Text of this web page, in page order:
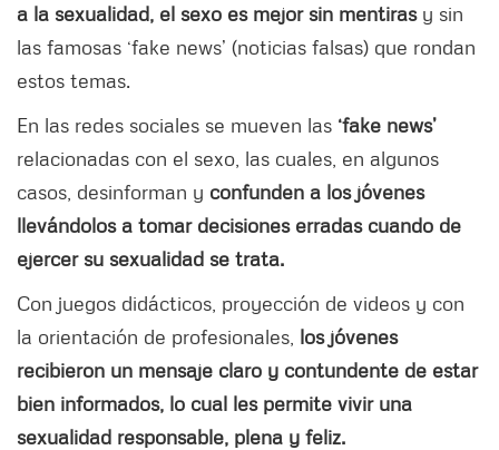
a la sexualidad, el sexo es mejor sin mentiras y sin
las famosas ‘fake news’ (noticias falsas) que rondan
estos temas.
En las redes sociales se mueven las ‘fake news’
relacionadas con el sexo, las cuales, en algunos
casos, desinforman y confunden a los jóvenes
llevándolos a tomar decisiones erradas cuando de
ejercer su sexualidad se trata.
Con juegos didácticos, proyección de videos y con
la orientación de profesionales, los jóvenes
recibieron un mensaje claro y contundente de estar
bien informados, lo cual les permite vivir una
sexualidad responsable, plena y feliz.